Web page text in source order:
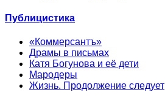
Публицистика
«Коммерсантъ»
Драмы в письмах
Катя Богунова и её дети
Мародеры
Жизнь. Продолжение следует